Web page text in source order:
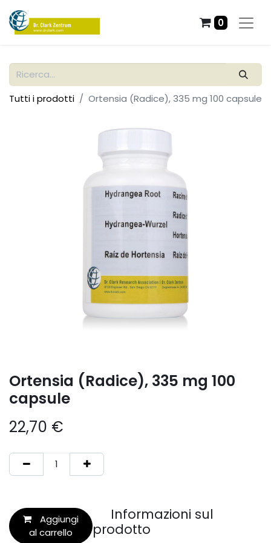
0
Tutti i prodotti Ortensia (Radice), 335 mg 100 capsule
Ortensia (Radice), 335 mg 100
capsule
22,70 €
Aggiungi
al carrello
Informazioni sul
prodotto